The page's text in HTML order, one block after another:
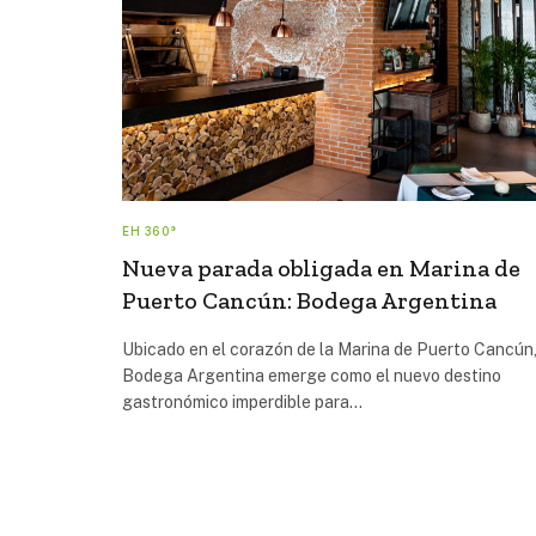
EH 360°
Nueva parada obligada en Marina de
Puerto Cancún: Bodega Argentina
Ubicado en el corazón de la Marina de Puerto Cancún,
Bodega Argentina emerge como el nuevo destino
gastronómico imperdible para…